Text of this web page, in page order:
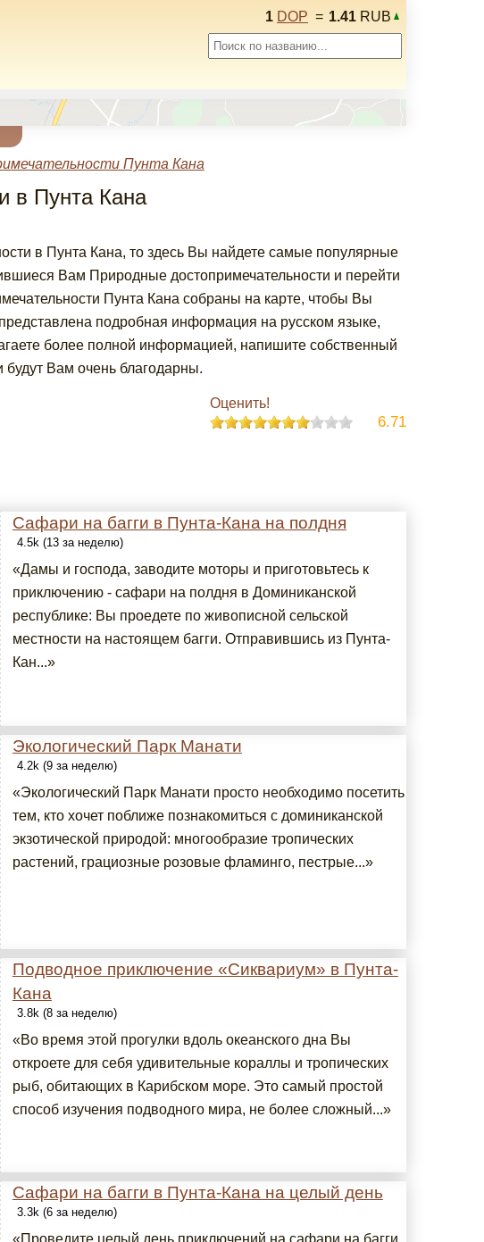
1 DOP = 1.41 RUB
Пунта Кана
в Пунта Кана
в Пунта Кана, то здесь Вы найдете самые популярные
Вам Природные достопримечательности и перейти
Пунта Кана собраны на карте, чтобы Вы
подробная информация на русском языке,
более полной информацией, напишите собственный
Вам очень благодарны.
Оценить!
6.71
Сафари на багги в Пунта-Кана на полдня
4.5k (13 за неделю)
«Дамы и господа, заводите моторы и приготовьтесь к
приключению - сафари на полдня в Доминиканской
республике: Вы проедете по живописной сельской
местности на настоящем багги. Отправившись из Пунта-
Кан...»
Экологический Парк Манати
4.2k (9 за неделю)
«Экологический Парк Манати просто необходимо посетить
тем, кто хочет поближе познакомиться с доминиканской
экзотической природой: многообразие тропических
растений, грациозные розовые фламинго, пестрые...»
Подводное приключение «Сиквариум» в Пунта-
Кана
3.8k (8 за неделю)
«Во время этой прогулки вдоль океанского дна Вы
откроете для себя удивительные кораллы и тропических
рыб, обитающих в Карибском море. Это самый простой
способ изучения подводного мира, не более сложный...»
Cафари на багги в Пунта-Кана на целый день
3.3k (6 за неделю)
«Проведите целый день приключений на сафари на багги,